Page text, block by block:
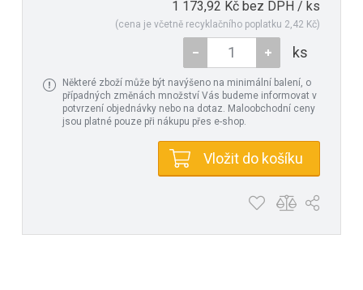
1 173,92 Kč bez DPH / ks
(cena je včetně recyklačního poplatku 2,42 Kč)
ks
Některé zboží může být navýšeno na minimální balení, o
případných změnách množství Vás budeme informovat v
potvrzení objednávky nebo na dotaz. Maloobchodní ceny
jsou platné pouze při nákupu přes e-shop.
Vložit do košíku